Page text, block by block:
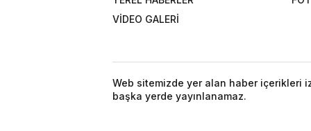
VİDEO GALERİ
Web sitemizde yer alan haber içerikleri
başka yerde yayınlanamaz.